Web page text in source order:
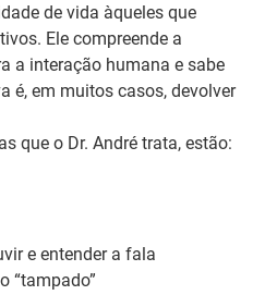
de vida àqueles que
Ele compreende a
a interação humana e sabe
é, em muitos casos, devolver
que o Dr. André trata, estão:
e entender a fala
“tampado”